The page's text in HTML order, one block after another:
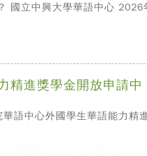
國立中興大學華語中心
精進獎學金開放申請中
語中心外國學生華語能力精